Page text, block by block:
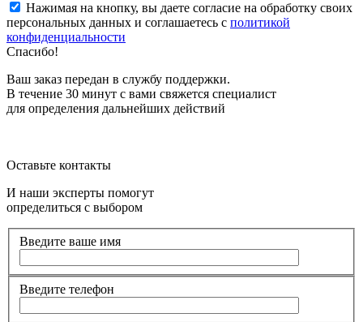
Нажимая на кнопку, вы даете согласие на обработку своих
персональных данных и соглашаетесь с политикой
конфиденциальности
Спасибо!
Ваш заказ передан в службу поддержки.
В течение 30 минут с вами свяжется специалист
для определения дальнейших действий
Оставьте контакты
И наши эксперты помогут
определиться с выбором
Введите ваше имя
Введите телефон